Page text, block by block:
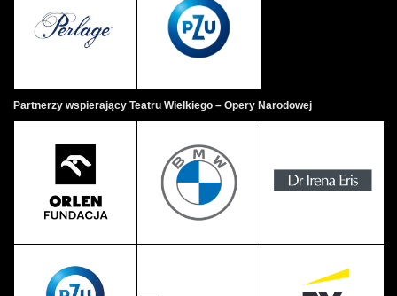
Partnerzy wspierający Teatru Wielkiego – Opery Narodowej